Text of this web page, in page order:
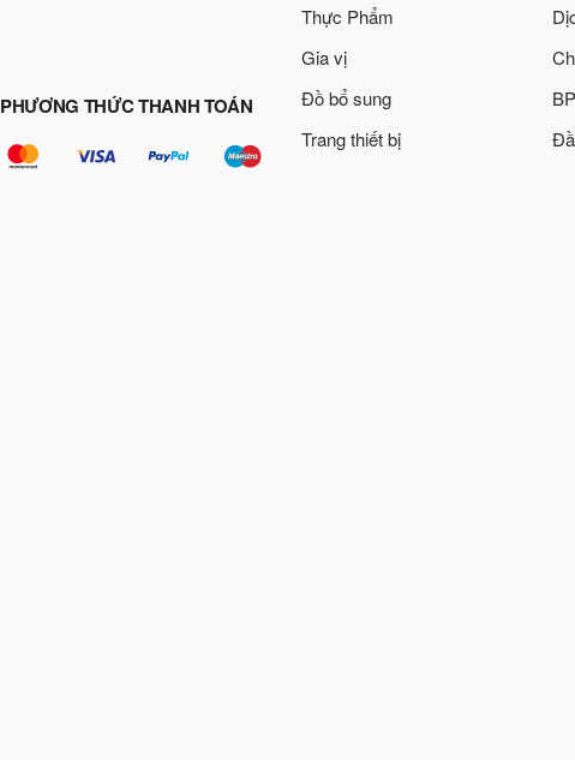
PHƯƠNG THỨC THANH TOÁN
Thực Phẩm
Gia vị
Đồ bổ sung
Trang thiết bị